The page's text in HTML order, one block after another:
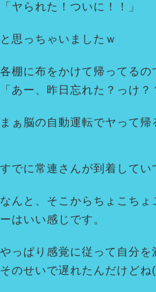
「ヤられた！ついに！！」
と思っちゃいましたｗ
各棚に布をかけて帰ってるの
「あー、昨日忘れた？っけ？
まぁ脳の自動運転でヤって
すでに常連さんが到着して
なんと、そこからちょこち
ーはいい感じです。
やっぱり感覚に従って自分を
そのせいで遅れたんだけどね